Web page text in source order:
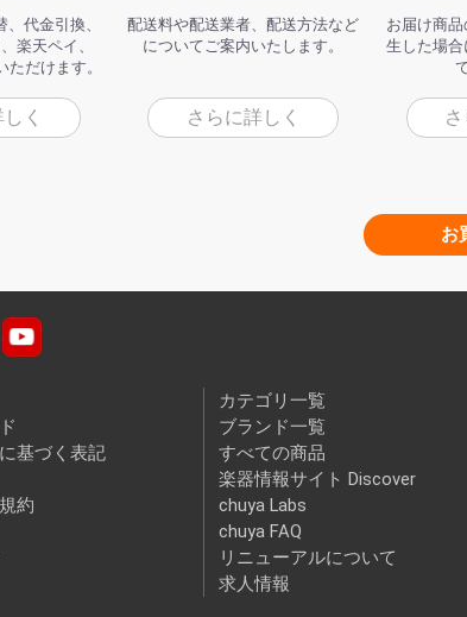
代金引換、
楽天ペイ、
ただけます。
く
配送料や配送業者、配送方法など
についてご案内いたします。
さらに詳しく
お届け商
生した場合
お
基づく表記
約
カテゴリ一覧
ブランド一覧
すべての商品
楽器情報サイト Discover
chuya Labs
chuya FAQ
リニューアルについて
求人情報